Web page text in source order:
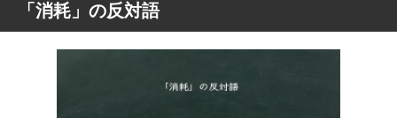
「消耗」の反対語